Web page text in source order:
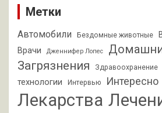
Метки
Автомобили Бездомные животные
Врачи Дженнифер Лопес
Загрязнения
Здравоохранение
технологии
Интервью Интересно
Лекарства